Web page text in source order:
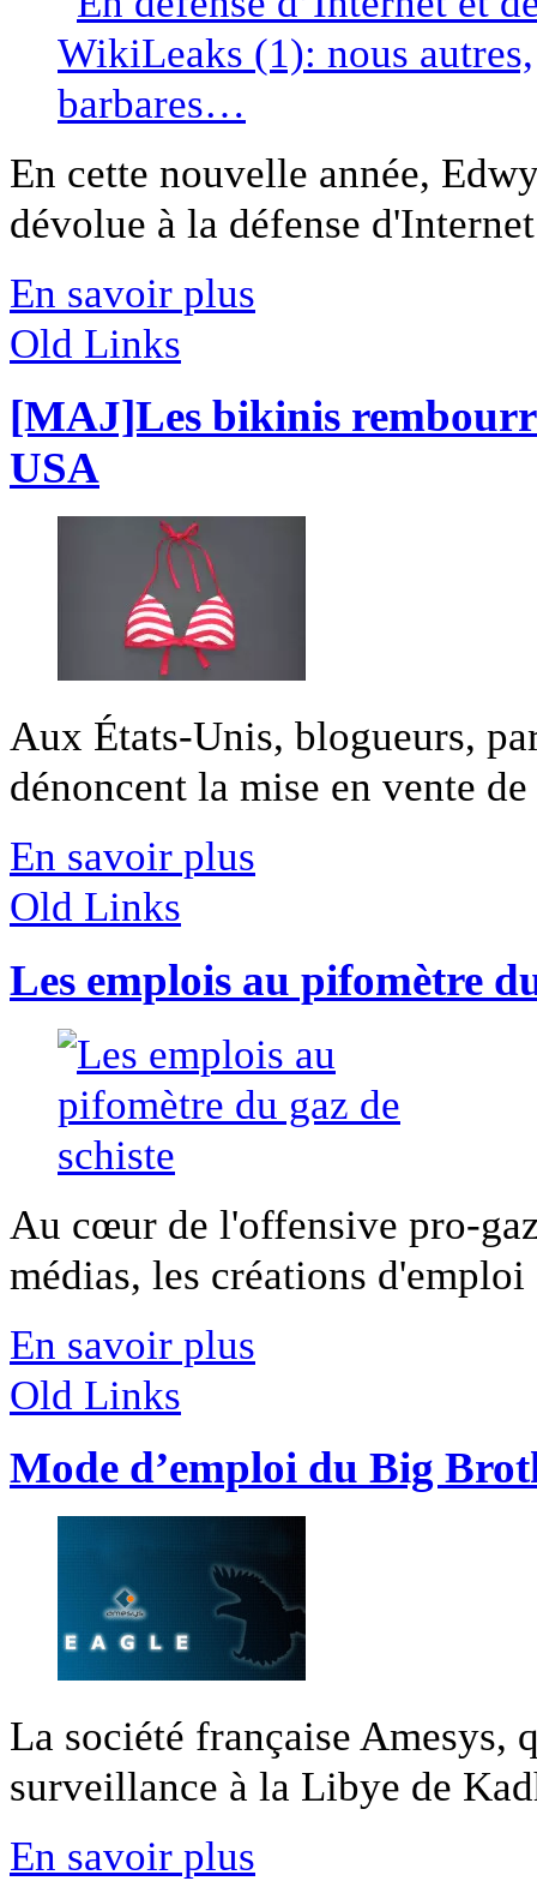
En cette nouvelle année,
dévolue à la défense
En savoir plus
Old Links
[MAJ]Les bikinis
USA
Aux États-Unis, blogueurs,
dénoncent la mise en vente
En savoir plus
Old Links
Les emplois au pifomètre
Au cœur de l'offensive pro-
médias, les créations
En savoir plus
Old Links
Mode d’emploi du Big
La société française Amesys,
surveillance à la Libye de
En savoir plus